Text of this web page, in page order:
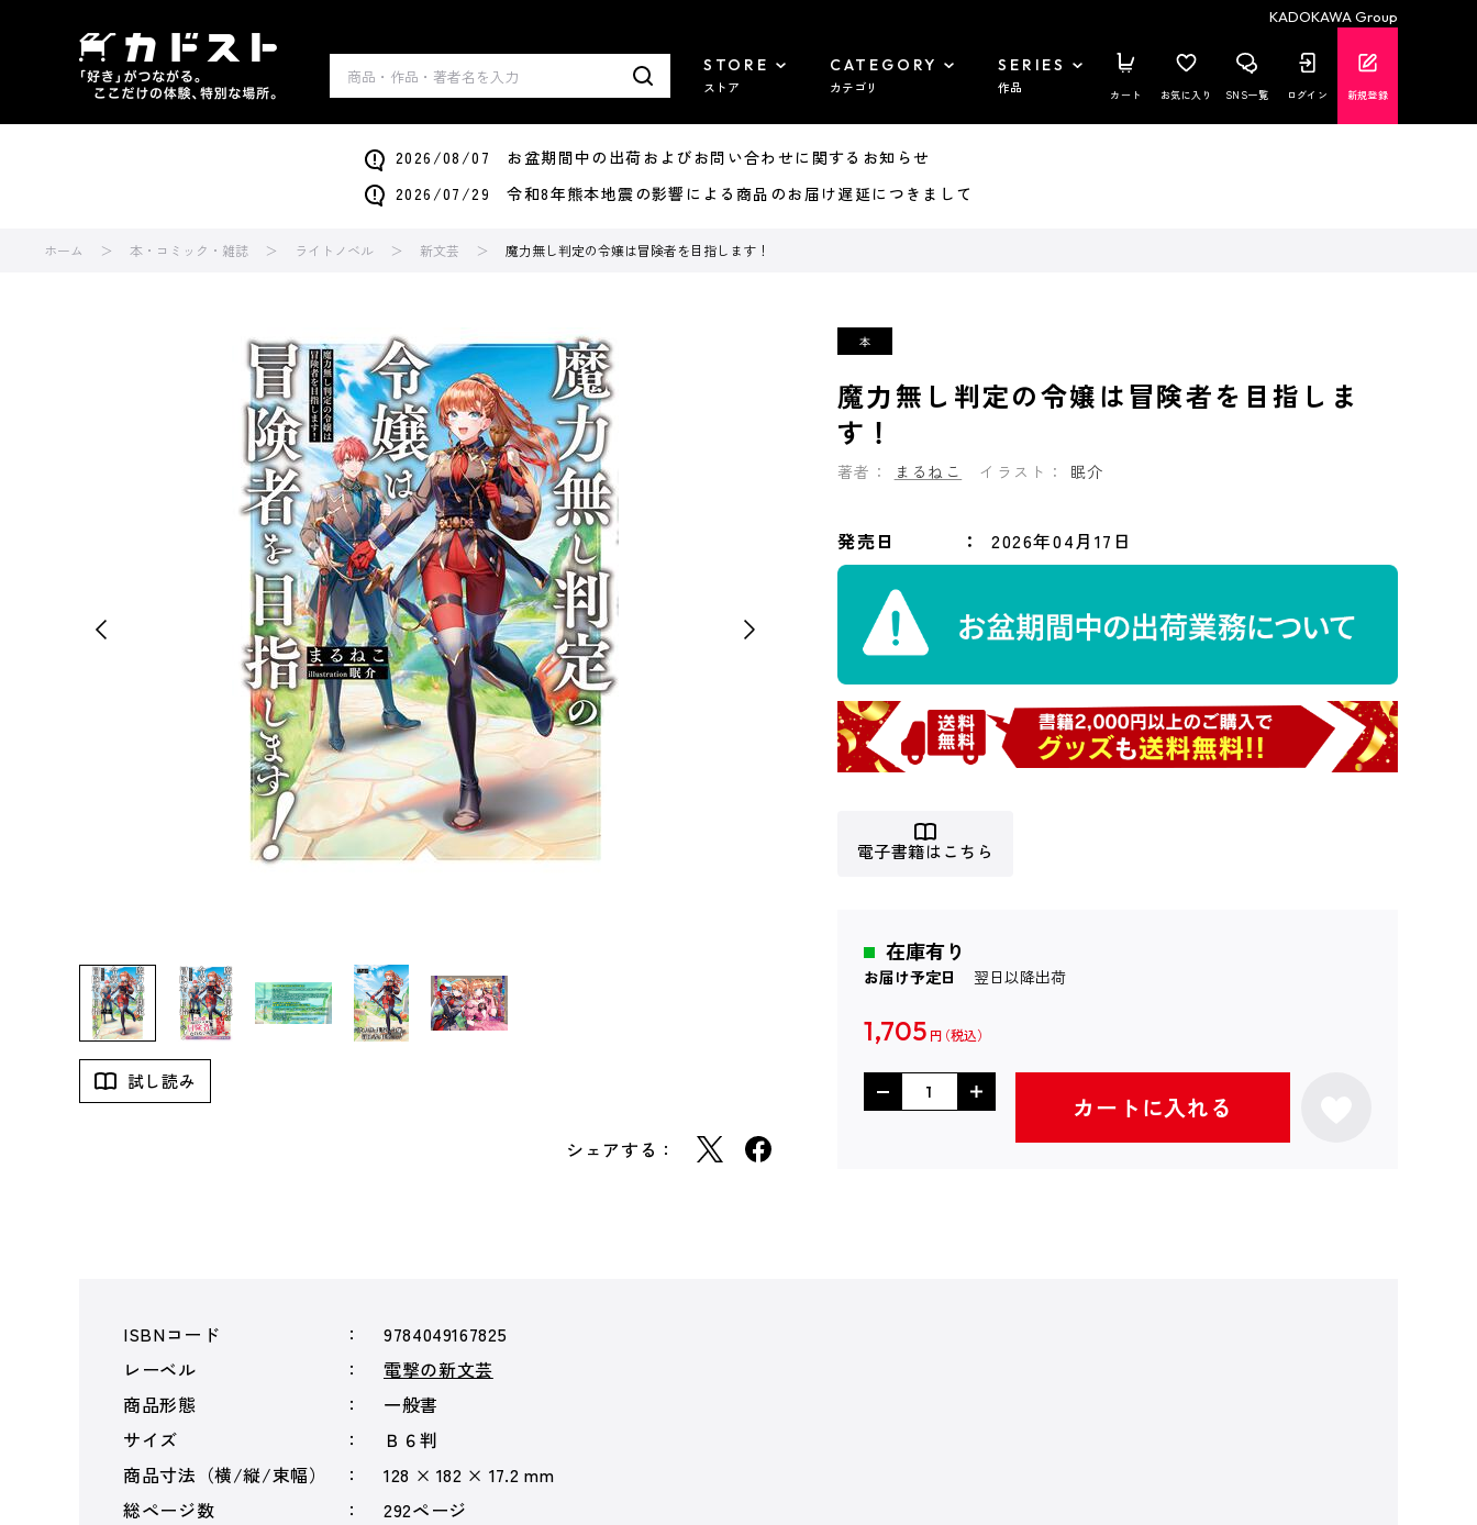
KADOKAWA Group
STORE
ストア
CATEGORY
カテゴリ
SERIES
作品 カート お気に入り SNS一覧 ログイン 新規登録
2026/08/07 お盆期間中の出荷およびお問い合わせに関するお知らせ
2026/07/29 令和8年熊本地震の影響による商品のお届け遅延につきまして
ホーム 本・コミック・雑誌 ライトノベル 新文芸 魔力無し判定の令嬢は冒険者を目指します！
試し読み
シェアする：
魔力無し判定の令嬢は冒険者を目指しま
す！
著者： まるねこ イラスト： 眠介
発売日 2026年04月17日
電子書籍はこちら
在庫有り
お届け予定日 翌日以降出荷
1,705 円
カートに入れる
ISBNコード
9784049167825
レーベル
電撃の新文芸
商品形態
一般書
サイズ
Ｂ６判
商品寸法（横/縦/束幅）
128 × 182 × 17.2 mm
総ページ数
292ページ